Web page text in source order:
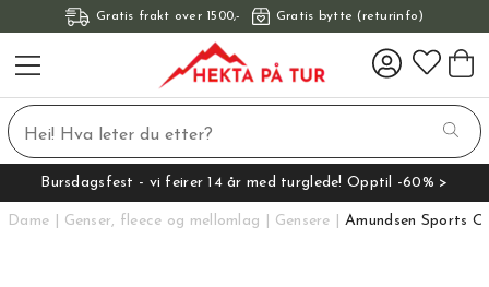
Gratis frakt over 1500,- Gratis bytte (returinfo)
Bursdagsfest - vi feirer 14 år med turglede! Opptil -60% >
Dame Genser, fleece og mellomlag Gensere Amundsen Sports